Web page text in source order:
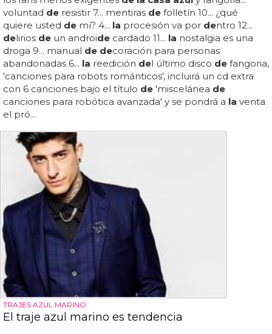
voluntad de resistir 7... mentiras de folletín 10... ¿qué
quiere usted de mí? 4... la procesión va por dentro 12...
delirios de un androide cardado 11... la nostalgia es una
droga 9... manual de decoración para personas
abandonadas 6... la reedición del último disco de fangoria,
'canciones para robots románticos', incluirá un cd extra
con 6 canciones bajo el título de 'miscelánea de
canciones para robótica avanzada' y se pondrá a la venta
el pró...
TRAJES AZUL MARINO
El traje azul marino es tendencia